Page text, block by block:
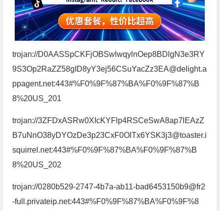
trojan://D0AASSpCKFjOBSwlwqylnOep8BDlgN3e3RY
9S3Op2RaZZ58gID8yY3ej56CSuYacZz3EA@delight.a
ppagent.net:443#%F0%9F%87%BA%F0%9F%87%B
8%20US_201
trojan://3ZFDxASRw0XIcKYFlp4RSCeSwA8ap7lEAzZ
B7uNnO38yDYOzDe3p23CxF0OlTx6YSK3j3@toaster.i
squirrel.net:443#%F0%9F%87%BA%F0%9F%87%B
8%20US_202
trojan://0280b529-2747-4b7a-ab11-bad6453150b9@fr2
-full.privateip.net:443#%F0%9F%87%BA%F0%9F%8